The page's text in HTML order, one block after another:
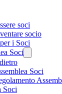
soci
socio
i Soci
Soci
Soci
Soci